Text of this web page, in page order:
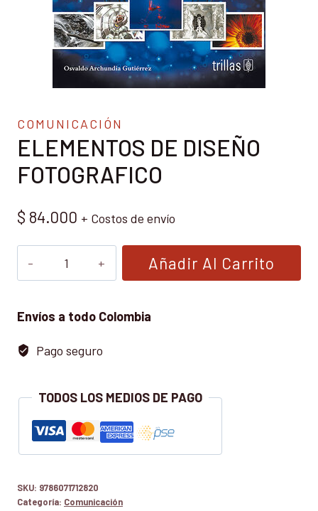
COMUNICACIÓN
ELEMENTOS DE DISEÑO
FOTOGRAFICO
$ 84.000 + Costos de envío
FOTOGRAFICO
Añadir Al Carrito
Envíos a todo Colombia
Pago seguro
TODOS LOS MEDIOS DE PAGO
SKU: 9786071712820
Categoría: Comunicación